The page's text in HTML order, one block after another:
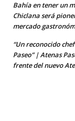
Bahía en tener un
Chiclana será
mercado
“Un reconocido
Paseo” | Atenas
frente del nuevo